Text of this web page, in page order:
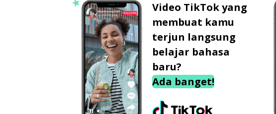
Video TikTok yang
membuat kamu
terjun langsung
belajar bahasa
baru?
Ada banget!